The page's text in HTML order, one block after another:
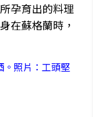
孕育出的料理
在蘇格蘭時，
。照片：工頭堅